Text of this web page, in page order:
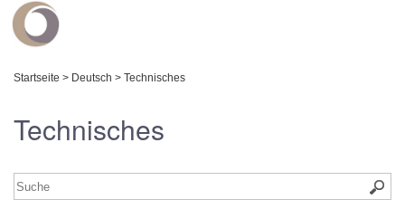
Startseite > Deutsch > Technisches
Technisches